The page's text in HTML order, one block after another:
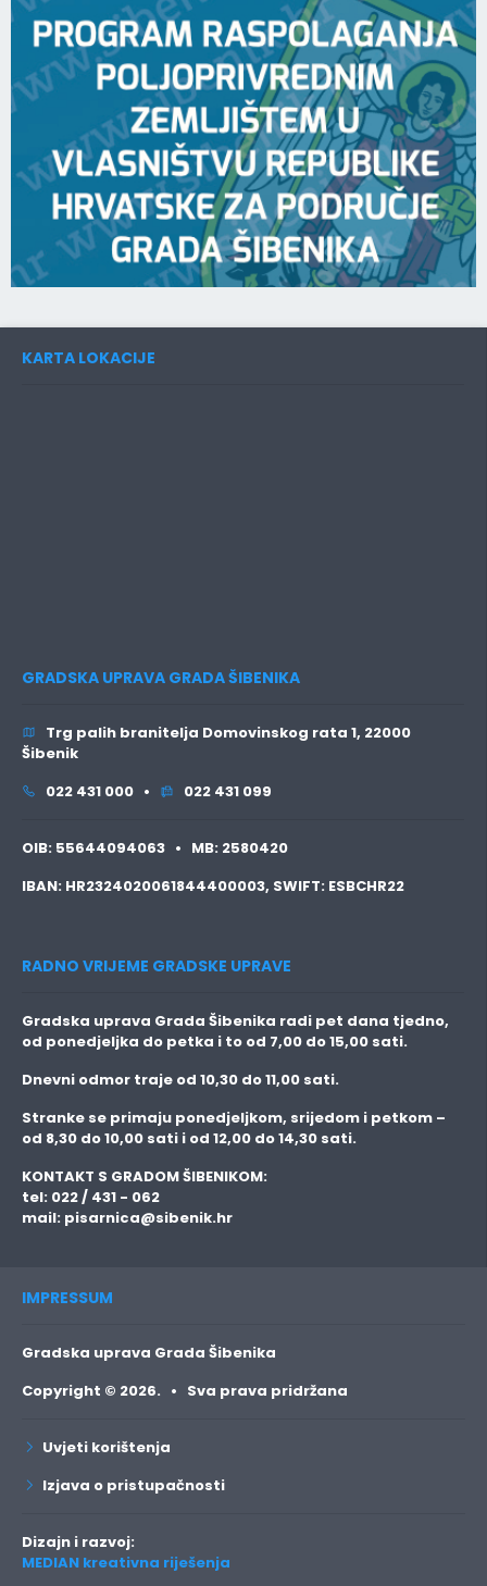
KARTA LOKACIJE
GRADSKA UPRAVA GRADA ŠIBENIKA
Trg palih branitelja Domovinskog rata 1, 22000
Šibenik
022 431 000 •
022 431 099
OIB: 55644094063 • MB: 2580420
IBAN: HR2324020061844400003, SWIFT: ESBCHR22
RADNO VRIJEME GRADSKE UPRAVE
Gradska uprava Grada Šibenika radi pet dana tjedno,
od ponedjeljka do petka i to od 7,00 do 15,00 sati.
Dnevni odmor traje od 10,30 do 11,00 sati.
Stranke se primaju ponedjeljkom, srijedom i petkom –
od 8,30 do 10,00 sati i od 12,00 do 14,30 sati.
KONTAKT S GRADOM ŠIBENIKOM:
tel: 022 / 431 - 062
mail: pisarnica@sibenik.hr
IMPRESSUM
Gradska uprava Grada Šibenika
Copyright © 2026. • Sva prava pridržana
Uvjeti korištenja
Izjava o pristupačnosti
Dizajn i razvoj:
MEDIAN kreativna riješenja